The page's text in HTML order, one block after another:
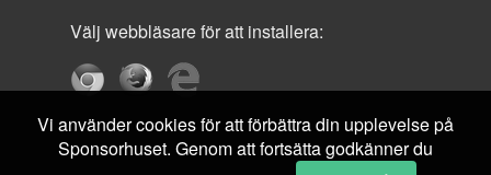
Välj webbläsare för att installera:
Vi använder cookies för att förbättra din upplevelse på
Sponsorhuset. Genom att fortsätta godkänner du